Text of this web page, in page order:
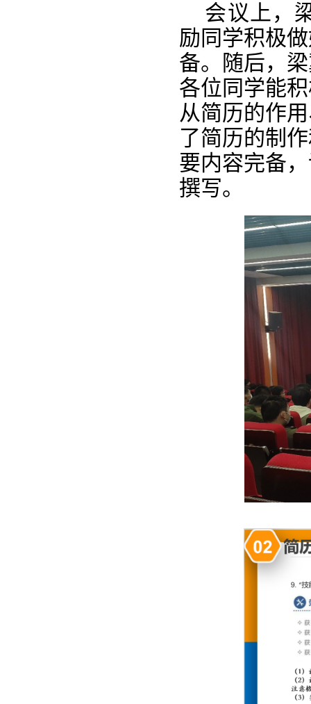
会议上，
励同学积极
备。随后，
各位同学能
从简历的作
了简历的制
要内容完备
撰写。